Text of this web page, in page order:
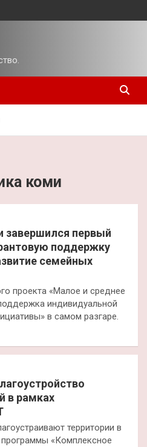
коми
завершился первый
поддержку
семейных
проекта «Малое и среднее
индивидуальной
в самом разгаре.
в рамках
территории в
«Комплексное